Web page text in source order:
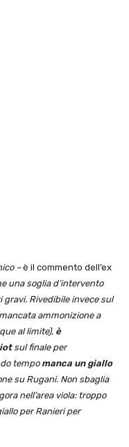
–è il commento dell’ex
una soglia d’intervento
Rivedibile invece sul
ammonizione a
al limite), è
sul finale per
tempo manca un giallo
su Rugani. Non sbaglia
nell’area viola: troppo
per Ranieri per